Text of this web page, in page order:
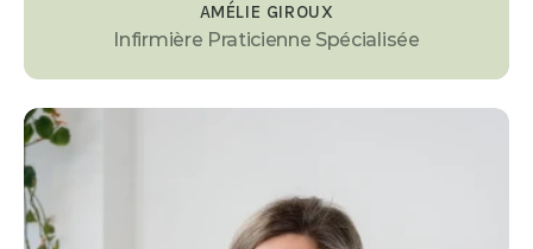
AMÉLIE GIROUX
Infirmière Praticienne Spécialisée